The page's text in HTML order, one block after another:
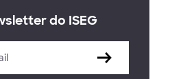
do ISEG